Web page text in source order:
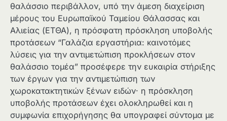
θαλάσσιο περιβάλλον, υπό την άμεση διαχείριση
μέρους του Ευρωπαϊκού Ταμείου Θάλασσας και
Αλιείας (ΕΤΘΑ), η πρόσφατη πρόσκληση υποβολής
προτάσεων “Γαλάζια εργαστήρια: καινοτόμες
λύσεις για την αντιμετώπιση προκλήσεων στον
θαλάσσιο τομέα” προσέφερε την ευκαιρία στήριξης
των έργων για την αντιμετώπιση των
χωροκατακτητικών ξένων ειδών· η πρόσκληση
υποβολής προτάσεων έχει ολοκληρωθεί και η
συμφωνία επιχορήγησης θα υπογραφεί σύντομα με